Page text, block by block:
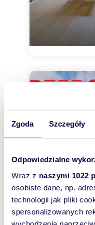
Zgoda Szczegóły
Odpowiedzialne
Wraz z naszymi 1022
osobiste dane, np.
technologii jak pliki
spersonalizowanych